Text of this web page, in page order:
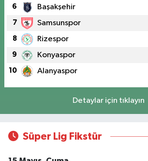
6 Başakşehir
7 Samsunspor
8 Rizespor
9 Konyaspor
10 Alanyaspor
Detaylar için tıklayın
Süper Lig Fikstür